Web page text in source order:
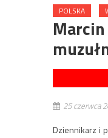
POLSKA
25 czerwca
Dziennikarz i